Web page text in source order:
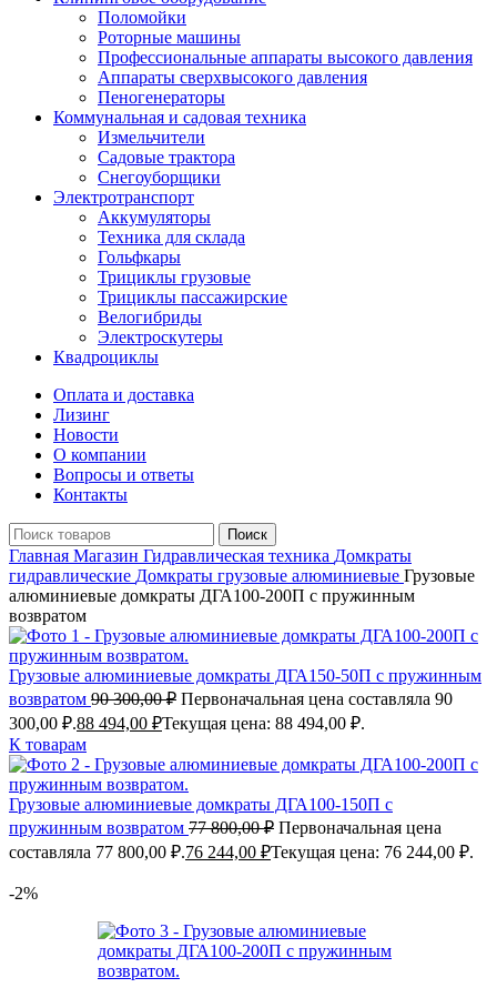
Поломойки
Роторные машины
Профессиональные аппараты высокого давления
Аппараты сверхвысокого давления
Пеногенераторы
Коммунальная и садовая техника
Измельчители
Садовые трактора
Снегоуборщики
Электротранспорт
Аккумуляторы
Техника для склада
Гольфкары
Трициклы грузовые
Трициклы пассажирские
Велогибриды
Электроскутеры
Квадроциклы
Оплата и доставка
Лизинг
Новости
О компании
Вопросы и ответы
Контакты
Поиск
Главная Магазин Гидравлическая техника Домкраты
гидравлические Домкраты грузовые алюминиевые Грузовые
алюминиевые домкраты ДГА100-200П с пружинным
возвратом
Грузовые алюминиевые домкраты ДГА150-50П с пружинным
возвратом 90 300,00₽ Первоначальная цена составляла 90
300,00 ₽.88 494,00 ₽Текущая цена: 88 494,00 ₽.
К товарам
Грузовые алюминиевые домкраты ДГА100-150П с
пружинным возвратом 77 800,00₽ Первоначальная цена
составляла 77 800,00 ₽.76 244,00 ₽Текущая цена: 76 244,00 ₽.
-2%